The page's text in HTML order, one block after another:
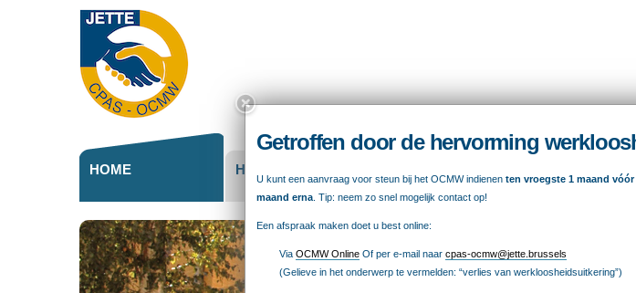
HOME HET OCMW
WELZIJN
Close
this
box.Getroffen door de hervorming
U kunt een aanvraag voor steun bij het OCMW indienen ten vroegste 1 maand
maand erna. Tip: neem zo snel mogelijk contact op!
Een afspraak maken doet u best online:
Via OCMW Online Of per e-mail naar cpas-ocmw@jette.brussels
(Gelieve in het onderwerp te vermelden: “verlies van werkloosheidsuitkering”)